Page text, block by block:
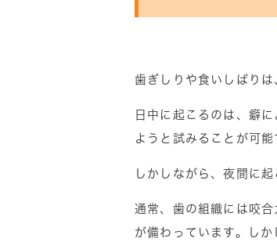
歯ぎしりや食いしばりは
日中に起こるのは、癖
ようと試みることが可能
しかしながら、夜間に
通常、歯の組織には咬
が備わっています。し